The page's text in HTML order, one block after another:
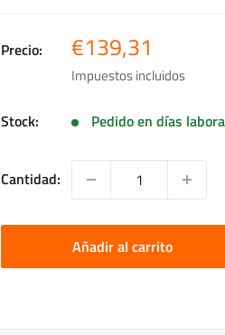
Precio: Precio
de
venta
€139,31
Impuestos incluidos
Stock: Pedido en días
Cantidad:
Añadir al carrito